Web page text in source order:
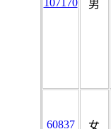
107170 男
60837 女